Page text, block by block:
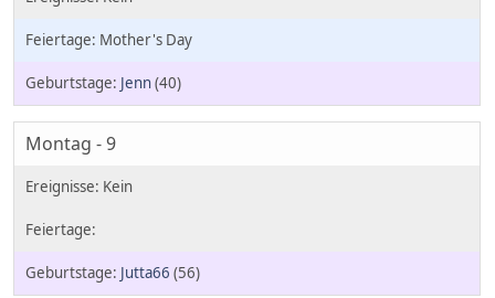
Mother's Day
Jenn(40)
Montag - 9
Jutta66 (56)